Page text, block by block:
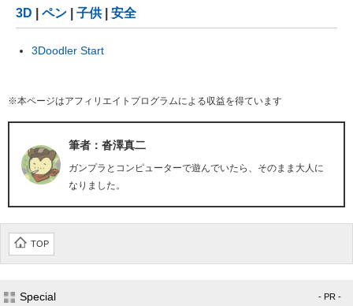
3D ペン 子供| 安全
3Doodler Start
※本ページはアフィリエイトプログラムによる収益を得ています
筆者：沓澤真二
ガンプラとコンピューターで遊んでいたら、そのまま大人に
なりました。
TOP
Special - PR -